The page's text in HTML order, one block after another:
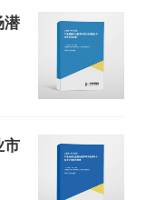
潜
市